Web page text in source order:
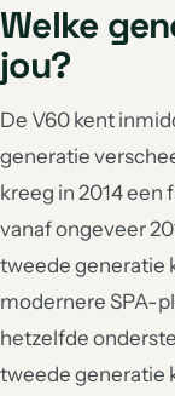
Welke
jou?
De V60 kent
generatie
kreeg in 2014 een
vanaf ongeveer
tweede generatie
modernere SPA-
hetzelfde
tweede generatie